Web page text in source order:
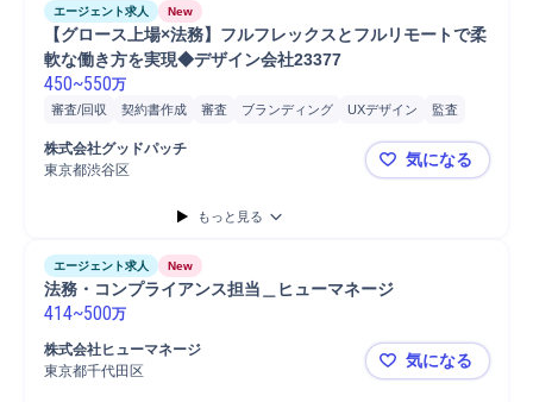
エージェント求人 New
【グロース上場×法務】フルフレックスとフルリモートで柔
軟な働き方を実現◆デザイン会社23377
450~550万
審査/回収 契約書作成 審査 ブランディング UXデザイン
監査
内部監査
書類整理
書類確認 研修実施
Slack
株式会社グッドパッチ
東京都渋谷区
【グロース
気になる
もっと見る
エージェント求人 New
法務・コンプライアンス担当＿ヒューマネージ
414~500万
株式会社ヒューマネージ
東京都千代田区
法務・コン
気になる